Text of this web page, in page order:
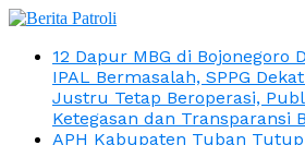
12 Dapur MBG di Bojonegoro
IPAL Bermasalah, SPPG
Justru Tetap Beroperasi,
Ketegasan dan Transparansi
APH Kabupaten Tuban